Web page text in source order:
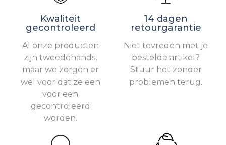
Kwaliteit
gecontroleerd
Al onze producten
zijn tweedehands,
maar we zorgen er
wel voor dat ze een
voor een
gecontroleerd
worden.
14 dagen
retourgarantie
Niet tevreden met je
bestelde artikel?
Stuur het zonder
problemen terug.